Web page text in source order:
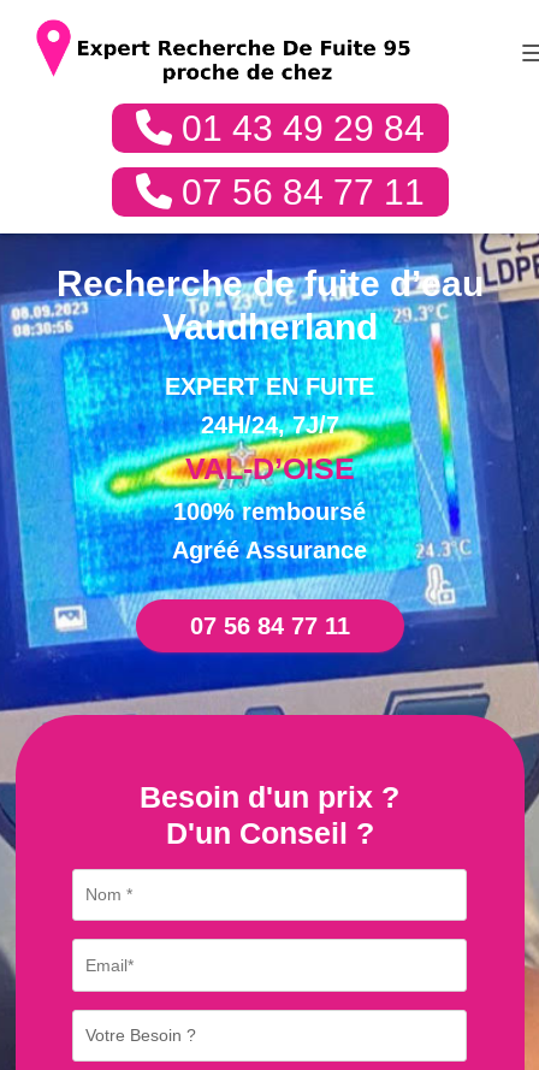
01 43 49 29 84
07 56 84 77 11
Recherche de fuite d’eau
Vaudherland
EXPERT EN FUITE
24H/24, 7J/7
VAL-D’OISE
100% remboursé
Agréé Assurance
07 56 84 77 11
Besoin d'un prix ?
D'un Conseil ?